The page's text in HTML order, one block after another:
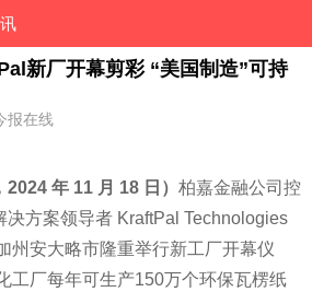
新厂开幕剪彩 “美国制造”可持
报在线
2024 年 11 月 18 日） 柏嘉金融公司控
决方案领导者 KraftPal Technologies
州安大略市隆重举行新工厂开幕仪
工厂每年可生产150万个环保瓦楞纸